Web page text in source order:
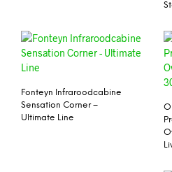
Fonteyn Infraroodcabine
Sensation Corner –
Ultimate Line